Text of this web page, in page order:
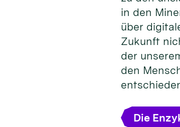
in den
über
Zukunft
der
den
Die